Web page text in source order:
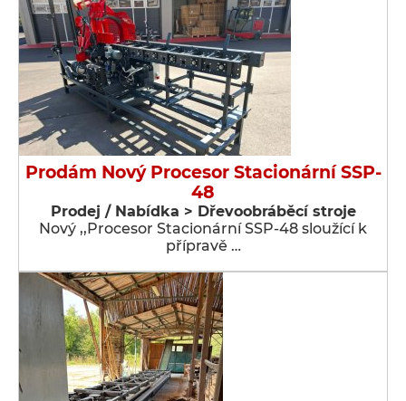
Prodám Nový Procesor Stacionární SSP-
48
Prodej / Nabídka > Dřevoobráběcí stroje
Nový ,,Procesor Stacionární SSP-48 sloužící k
přípravě …